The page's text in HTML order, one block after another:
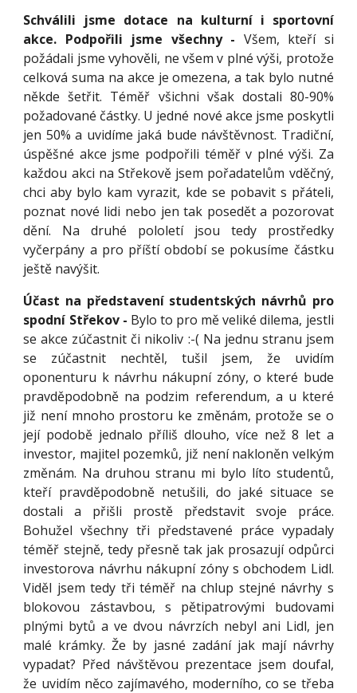
Schválili jsme dotace na kulturní i sportovní
akce. Podpořili jsme všechny - Všem, kteří si
požádali jsme vyhověli, ne všem v plné výši, protože
celková suma na akce je omezena, a tak bylo nutné
někde šetřit. Téměř všichni však dostali 80-90%
požadované částky. U jedné nové akce jsme poskytli
jen 50% a uvidíme jaká bude návštěvnost. Tradiční,
úspěšné akce jsme podpořili téměř v plné výši. Za
každou akci na Střekově jsem pořadatelům vděčný,
chci aby bylo kam vyrazit, kde se pobavit s přáteli,
poznat nové lidi nebo jen tak posedět a pozorovat
dění. Na druhé pololetí jsou tedy prostředky
vyčerpány a pro příští období se pokusíme částku
ještě navýšit.
Účast na představení studentských návrhů pro
spodní Střekov - Bylo to pro mě veliké dilema, jestli
se akce zúčastnit či nikoliv :-( Na jednu stranu jsem
se zúčastnit nechtěl, tušil jsem, že uvidím
oponenturu k návrhu nákupní zóny, o které bude
pravděpodobně na podzim referendum, a u které
již není mnoho prostoru ke změnám, protože se o
její podobě jednalo příliš dlouho, více než 8 let a
investor, majitel pozemků, již není nakloněn velkým
změnám. Na druhou stranu mi bylo líto studentů,
kteří pravděpodobně netušili, do jaké situace se
dostali a přišli prostě představit svoje práce.
Bohužel všechny tři představené práce vypadaly
téměř stejně, tedy přesně tak jak prosazují odpůrci
investorova návrhu nákupní zóny s obchodem Lidl.
Viděl jsem tedy tři téměř na chlup stejné návrhy s
blokovou zástavbou, s pětipatrovými budovami
plnými bytů a ve dvou návrzích nebyl ani Lidl, jen
malé krámky. Že by jasné zadání jak mají návrhy
vypadat? Před návštěvou prezentace jsem doufal,
že uvidím něco zajímavého, moderního, co se třeba